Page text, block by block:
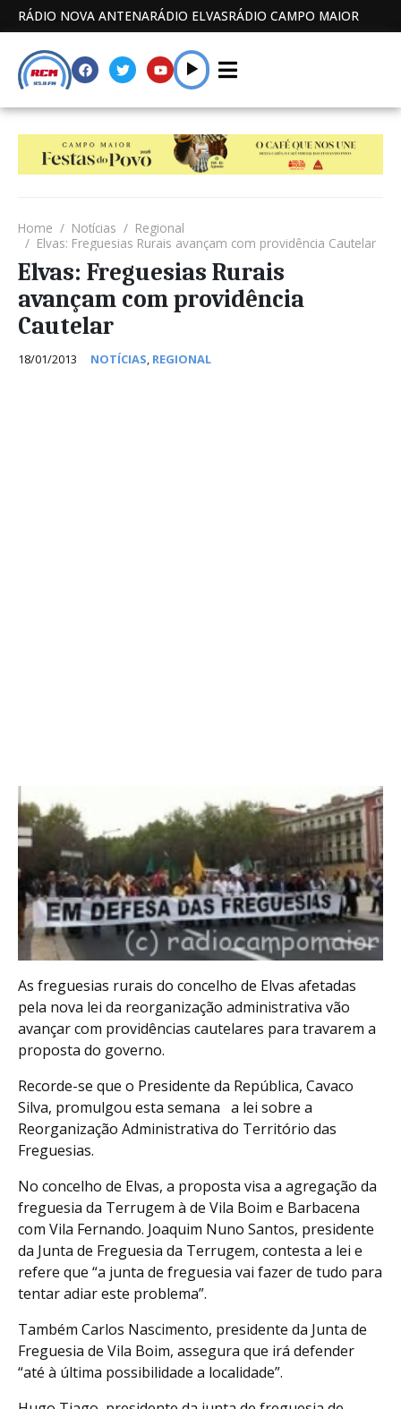
RÁDIO NOVA ANTENARÁDIO ELVASRÁDIO CAMPO MAIOR
Home Notícias
Regional
Elvas: Freguesias Rurais avançam com providência Cautelar
Elvas: Freguesias Rurais
avançam com providência
Cautelar
18/01/2013 NOTÍCIAS, REGIONAL
As freguesias rurais do concelho de Elvas afetadas
pela nova lei da reorganização administrativa vão
avançar com providências cautelares para travarem a
proposta do governo.
Recorde-se que o Presidente da República, Cavaco
Silva, promulgou esta semana a lei sobre a
Reorganização Administrativa do Território das
Freguesias.
No concelho de Elvas, a proposta visa a agregação da
freguesia da Terrugem à de Vila Boim e Barbacena
com Vila Fernando. Joaquim Nuno Santos, presidente
da Junta de Freguesia da Terrugem, contesta a lei e
refere que “a junta de freguesia vai fazer de tudo para
tentar adiar este problema”.
Também Carlos Nascimento, presidente da Junta de
Freguesia de Vila Boim, assegura que irá defender
“até à última possibilidade a localidade”.